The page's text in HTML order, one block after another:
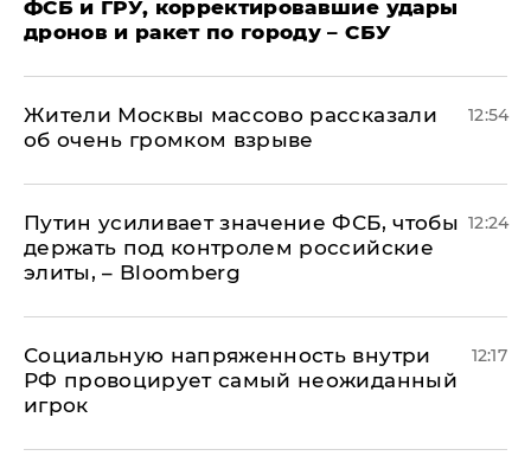
ФСБ и ГРУ, корректировавшие удары
дронов и ракет по городу – СБУ
Жители Москвы массово рассказали
об очень громком взрыве
12:54
Путин усиливает значение ФСБ, чтобы
держать под контролем российские
элиты, – Bloomberg
12:24
Социальную напряженность внутри
РФ провоцирует самый неожиданный
игрок
12:17